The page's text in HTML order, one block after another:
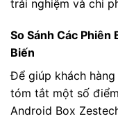
trải nghiệm và chi
So Sánh Các
Biến
Để giúp khách
tóm tắt một số
Android Box